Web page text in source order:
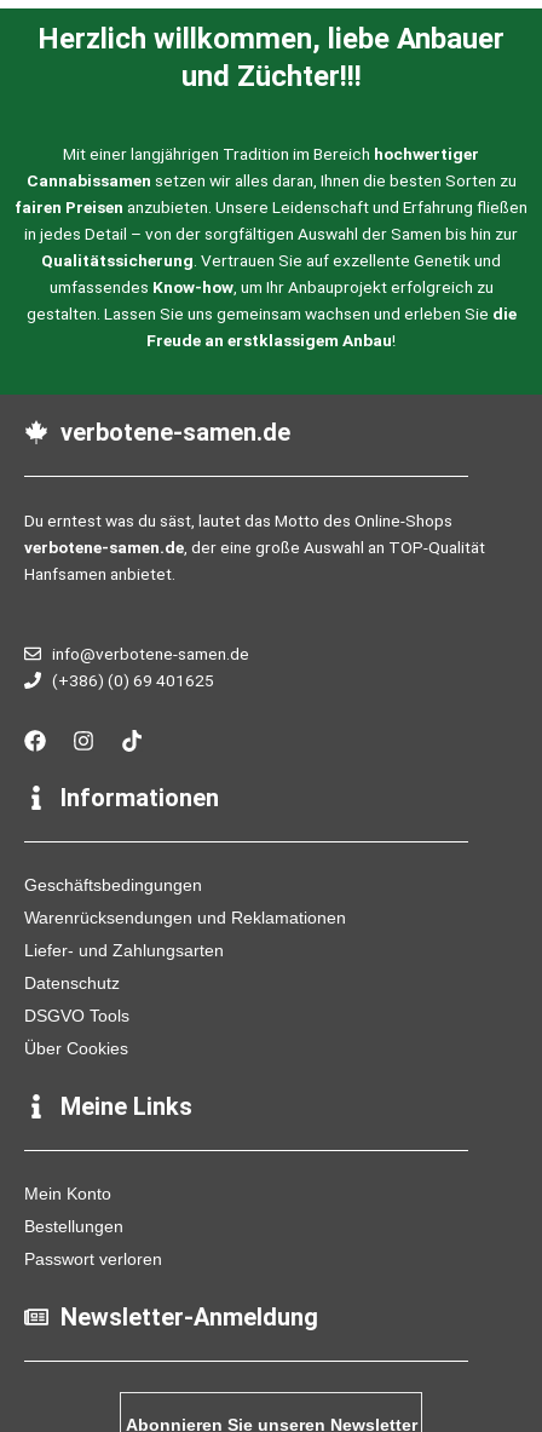
Herzlich willkommen, liebe Anbauer
und Züchter!!!
Mit einer langjährigen Tradition im Bereich hochwertiger
Cannabissamen setzen wir alles daran, Ihnen die besten Sorten zu
fairen Preisen anzubieten. Unsere Leidenschaft und Erfahrung fließen
in jedes Detail – von der sorgfältigen Auswahl der Samen bis hin zur
Qualitätssicherung . Vertrauen Sie auf exzellente Genetik und
umfassendes Know-how, um Ihr Anbauprojekt erfolgreich zu
gestalten. Lassen Sie uns gemeinsam wachsen und erleben Sie die
Freude an erstklassigem Anbau!
verbotene-samen.de
Du erntest was du säst, lautet das Motto des Online-Shops
verbotene-samen.de , der eine große Auswahl an TOP-Qualität
Hanfsamen anbietet.
info@verbotene-samen.de
(+386) (0) 69 401625
F
a
e
b
o
k
I
n
t
a
g
a
T
i
t
o
k
Informationen
Geschäftsbedingungen
Warenrücksendungen und Reklamationen
Liefer- und Zahlungsarten
Datenschutz
DSGVO Tools
Über Cookies
Meine Links
Mein Konto
Bestellungen
Passwort verloren
Newsletter-Anmeldung
Abonnieren Sie unseren Newsletter